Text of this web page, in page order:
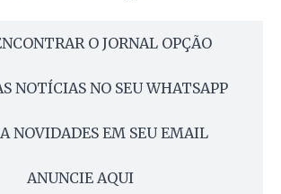
O JORNAL OPÇÃO
NOTÍCIAS NO SEU WHATSAPP
NOVIDADES EM SEU EMAIL
ANUNCIE AQUI